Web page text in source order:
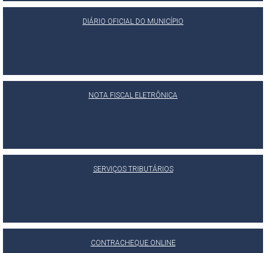
DIÁRIO OFICIAL DO MUNICÍPIO
NOTA FISCAL ELETRÔNICA
SERVIÇOS TRIBUTÁRIOS
CONTRACHEQUE ONLINE